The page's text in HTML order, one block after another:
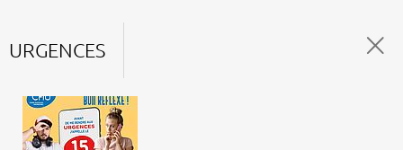
URGENCES